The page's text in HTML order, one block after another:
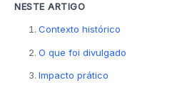
NESTE ARTIGO
Contexto histórico
O que foi divulgado
Impacto prático